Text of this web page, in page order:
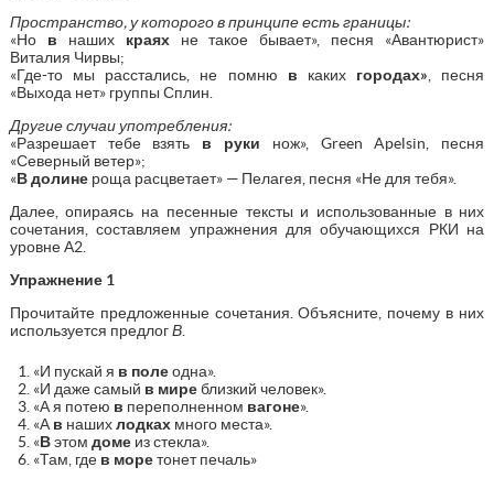
Пространство, у которого в принципе есть границы:
«Но в нашихкраяхне такое бывает», песня «Авантюрист»
Виталия Чирвы;
«Где-то мы расстались, не помню в какихгородах» , песня
«Выхода нет» группы Сплин.
Другие случаи употребления:
«Разрешает тебе взять в руки нож», Green Apelsin, песня
«Северный ветер»;
«В долинероща расцветает» — Пелагея, песня «Не для тебя».
Далее, опираясь на песенные тексты и использованные в них
сочетания, составляем упражнения для обучающихся РКИ на
уровне А2.
Упражнение 1
Прочитайте предложенные сочетания. Объясните, почему в них
используется предлогВ.
«И пускай я в полеодна».
«И даже самый в миреблизкий человек».
«А я потею в переполненном вагоне».
«А в нашихлодкахмного места».
«Вэтом домеиз стекла».
«Там, где в моретонет печаль»